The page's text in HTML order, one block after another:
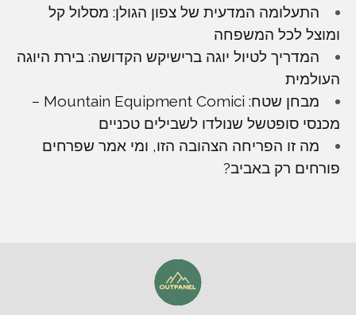
התעלומה המדעית של צפון הגולן: מסלול קל
ומוצל לכל המשפחה
המדריך לטיול יוגה ברישיקש הקדושה: בירת היוגה
העולמית
מבחן שטח: Mountain Equipment Comici –
מכנסי סופטשל שנולדו לשבילים טכניים
מה זו הפריחה הצהובה הזו, ומי אמר שפרחים
פורחים רק באביב?